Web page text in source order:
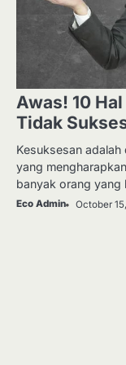
Awas! 10
Tidak
Kesuksesan
yang
banyak orang yang
Eco Admin October